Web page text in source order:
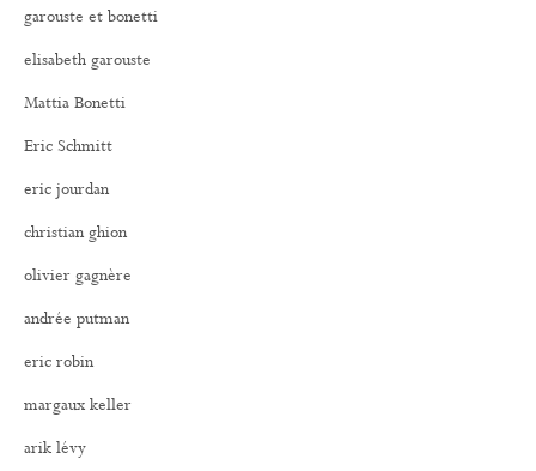
garouste et bonetti
elisabeth garouste
Mattia Bonetti
Eric Schmitt
eric jourdan
christian ghion
olivier gagnère
andrée putman
eric robin
margaux keller
arik lévy